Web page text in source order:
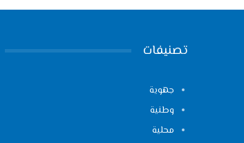
تصنيفات
جهوية
وطنية
محلية